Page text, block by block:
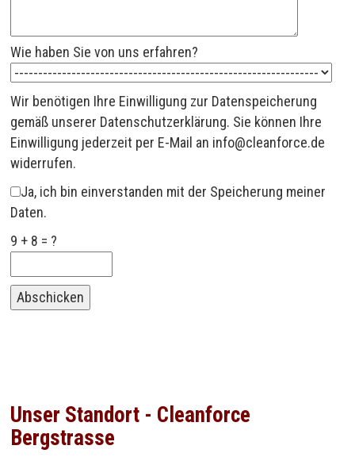
Wie haben Sie von uns erfahren?
Wir benötigen Ihre Einwilligung zur Datenspeicherung
gemäß unserer Datenschutzerklärung. Sie können Ihre
Einwilligung jederzeit per E-Mail an info@cleanforce.de
widerrufen.
Ja, ich bin einverstanden mit der Speicherung meiner
Daten.
9 + 8 = ?
Unser Standort - Cleanforce
Bergstrasse